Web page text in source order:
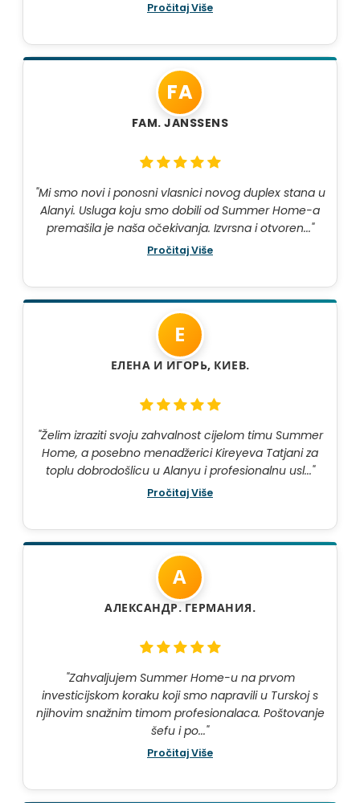
Pročitaj Više
FA
FAM. JANSSENS
"Mi smo novi i ponosni vlasnici novog duplex stana u
Alanyi. Usluga koju smo dobili od Summer Home-a
premašila je naša očekivanja. Izvrsna i otvoren..."
Pročitaj Više
Е
ЕЛЕНА И ИГОРЬ, КИЕВ.
"Želim izraziti svoju zahvalnost cijelom timu Summer
Home, a posebno menadžerici Kireyeva Tatjani za
toplu dobrodošlicu u Alanyu i profesionalnu usl..."
Pročitaj Više
А
АЛЕКСАНДР. ГЕРМАНИЯ.
"Zahvaljujem Summer Home-u na prvom
investicijskom koraku koji smo napravili u Turskoj s
njihovim snažnim timom profesionalaca. Poštovanje
šefu i po..."
Pročitaj Više